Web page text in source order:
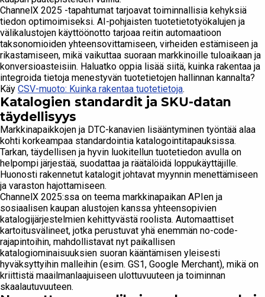
ChannelX 2025 -tapahtumat tarjoavat toiminnallisia kehyksiä
tiedon optimoimiseksi. AI-pohjaisten tuotetietotyökalujen ja
välikalustojen käyttöönotto tarjoaa reitin automaatioon
taksonomioiden yhteensovittamiseen, virheiden estämiseen ja
rikastamiseen, mikä vaikuttaa suoraan markkinoille tuloaikaan ja
konversioasteisiin. Haluatko oppia lisää siitä, kuinka rakentaa ja
integroida tietoja menestyvän tuotetietojen hallinnan kannalta?
Käy CSV-muoto: Kuinka rakentaa tuotetietoja.
Katalogien standardit ja SKU-datan
täydellisyys
Markkinapaikkojen ja DTC-kanavien lisääntyminen työntää alaa
kohti korkeampaa standardointia katalogointitapauksissa.
Tarkan, täydellisen ja hyvin luokitellun tuotetiedon avulla on
helpompi järjestää, suodattaa ja räätälöidä loppukäyttäjille.
Huonosti rakennetut katalogit johtavat myynnin menettämiseen
ja varaston hajottamiseen.
ChannelX 2025:ssa on teema markkinapaikan APIen ja
sosiaalisen kaupan alustojen kanssa yhteensopivien
katalogijärjestelmien kehittyvästä roolista. Automaattiset
kartoitusvälineet, jotka perustuvat yhä enemmän no-code-
rajapintoihin, mahdollistavat nyt paikallisen
katalogiominaisuuksien suoran kääntämisen yleisesti
hyväksyttyihin malleihin (esim. GS1, Google Merchant), mikä on
kriittistä maailmanlaajuiseen ulottuvuuteen ja toiminnan
skaalautuvuuteen.